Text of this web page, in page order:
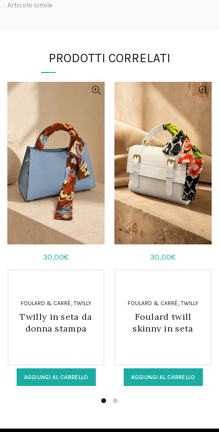
Articolo simile
PRODOTTI CORRELATI
30,00€
FOULARD & CARRÈ,TWILLY
Twilly in seta da
donna stampa
AGGIUNGI AL CARRELLO
30,00€
FOULARD & CARRÈ,TWILLY
Foulard twill
skinny in seta
AGGIUNGI AL CARRELLO